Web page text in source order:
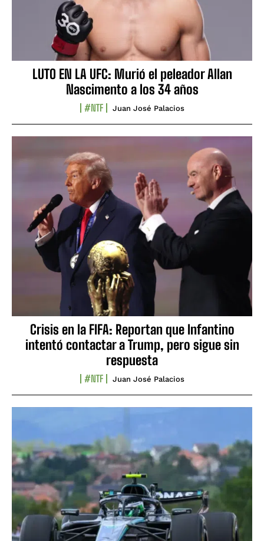
LUTO EN LA UFC: Murió el peleador Allan
Nascimento a los 34 años
#NTF Juan José Palacios
Crisis en la FIFA: Reportan que Infantino
intentó contactar a Trump, pero sigue sin
respuesta
#NTF Juan José Palacios